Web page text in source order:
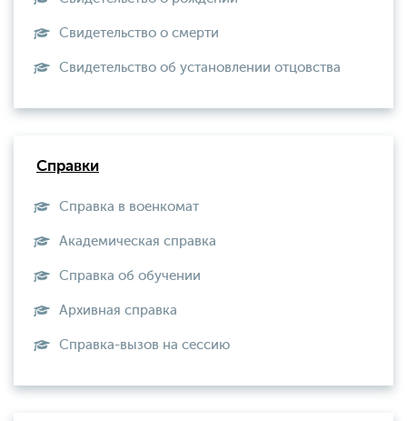
Свидетельство о смерти
Свидетельство об установлении отцовства
Справки
Справка в военкомат
Академическая справка
Справка об обучении
Архивная справка
Справка-вызов на сессию